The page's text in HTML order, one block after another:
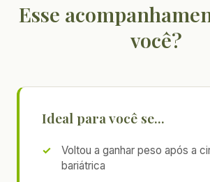
Esse
você?
Ideal para você se...
Voltou a ganhar peso após a
bariátrica